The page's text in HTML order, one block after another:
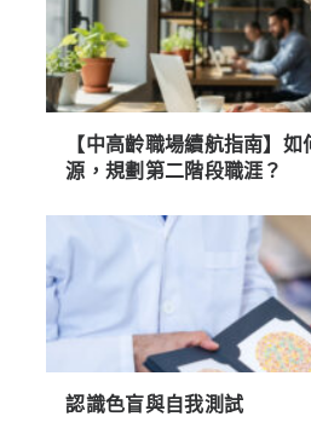
【中高齡職場續航指南】
源，規劃第二階段職涯？
認識色盲與自我測試